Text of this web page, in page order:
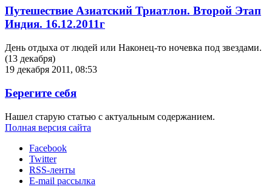
Путешествие Азиатский Триатлон. Второй Этап
Индия. 16.12.2011г
День отдыха от людей или Наконец-то ночевка под звездами.
(13 декабря)
19 декабря 2011, 08:53
Берегите себя
Нашел старую статью с актуальным содержанием.
Полная версия сайта
Facebook
Twitter
RSS-ленты
E-mail рассылка